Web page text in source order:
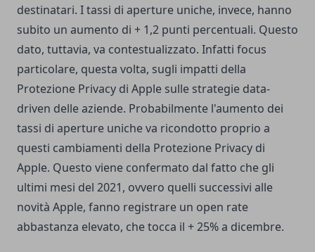
destinatari. I tassi di aperture uniche, invece, hanno
subito un aumento di + 1,2 punti percentuali. Questo
dato, tuttavia, va contestualizzato. Infatti focus
particolare, questa volta, sugli impatti della
Protezione Privacy di Apple sulle strategie data-
driven delle aziende. Probabilmente l'aumento dei
tassi di aperture uniche va ricondotto proprio a
questi cambiamenti della Protezione Privacy di
Apple. Questo viene confermato dal fatto che gli
ultimi mesi del 2021, ovvero quelli successivi alle
novità Apple, fanno registrare un open rate
abbastanza elevato, che tocca il + 25% a dicembre.